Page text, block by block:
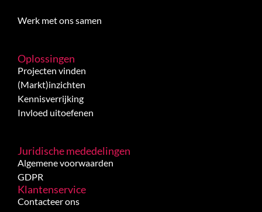
Werk met ons samen
Oplossingen
Projecten vinden
(Markt)inzichten
Kennisverrijking
Invloed uitoefenen
Juridische mededelingen
Algemene voorwaarden
GDPR
Klantenservice
Contacteer ons